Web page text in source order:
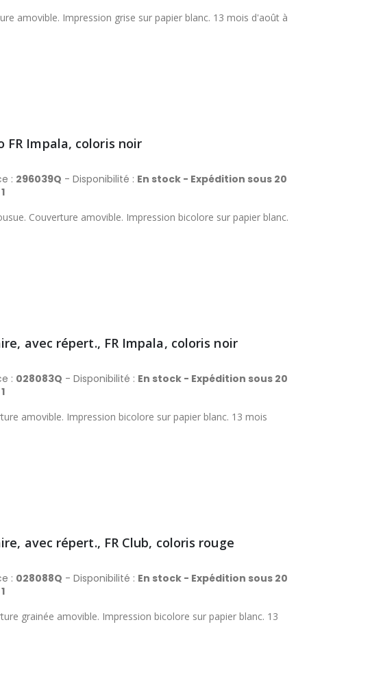
amovible. Impression grise sur papier blanc. 13 mois d'août à
FR Impala, coloris noir
: 296039Q - Disponibilité : En stock - Expédition sous 20
Couverture amovible. Impression bicolore sur papier blanc.
avec répert., FR Impala, coloris noir
: 028083Q - Disponibilité : En stock - Expédition sous 20
amovible. Impression bicolore sur papier blanc. 13 mois
avec répert., FR Club, coloris rouge
: 028088Q - Disponibilité : En stock - Expédition sous 20
grainée amovible. Impression bicolore sur papier blanc. 13